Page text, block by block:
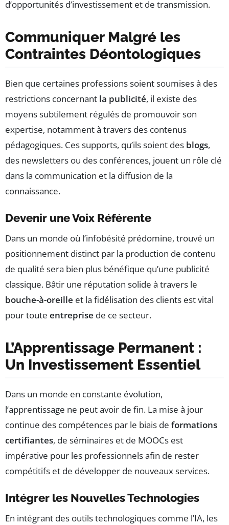
d’opportunités d’investissement et de transmission.
Communiquer Malgré les
Contraintes Déontologiques
Bien que certaines professions soient soumises à des
restrictions concernant la publicité, il existe des
moyens subtilement régulés de promouvoir son
expertise, notamment à travers des contenus
pédagogiques. Ces supports, qu’ils soient des blogs,
des newsletters ou des conférences, jouent un rôle clé
dans la communication et la diffusion de la
connaissance.
Devenir une Voix Référente
Dans un monde où l’infobésité prédomine, trouvé un
positionnement distinct par la production de contenu
de qualité sera bien plus bénéfique qu’une publicité
classique. Bâtir une réputation solide à travers le
bouche-à-oreille et la fidélisation des clients est vital
pour toute entreprise de ce secteur.
L’Apprentissage Permanent :
Un Investissement Essentiel
Dans un monde en constante évolution,
l’apprentissage ne peut avoir de fin. La mise à jour
continue des compétences par le biais de formations
certifiantes, de séminaires et de MOOCs est
impérative pour les professionnels afin de rester
compétitifs et de développer de nouveaux services.
Intégrer les Nouvelles Technologies
En intégrant des outils technologiques comme l’IA, les